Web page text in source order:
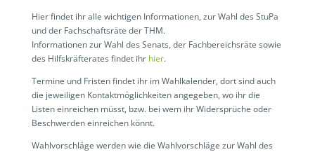
Hier findet ihr alle wichtigen Informationen, zur Wahl des StuPa
und der Fachschaftsräte der THM.
Informationen zur Wahl des Senats, der Fachbereichsräte sowie
des Hilfskräfterates findet ihr hier.
Termine und Fristen findet ihr im Wahlkalender, dort sind auch
die jeweiligen Kontaktmöglichkeiten angegeben, wo ihr die
Listen einreichen müsst, bzw. bei wem ihr Widersprüche oder
Beschwerden einreichen könnt.
Wahlvorschläge werden wie die Wahlvorschläge zur Wahl des